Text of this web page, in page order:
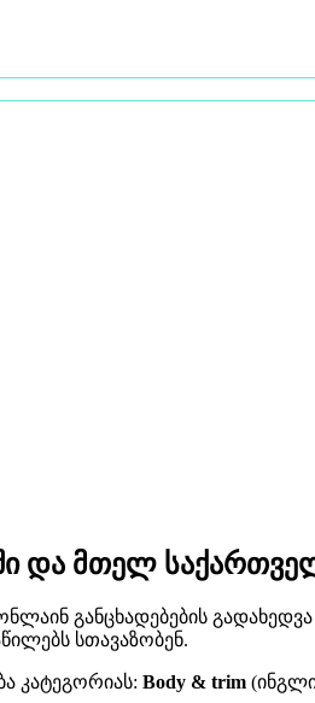
და მთელ
განცხადებების
სთავაზობენ.
კატეგორიას: Body & trim